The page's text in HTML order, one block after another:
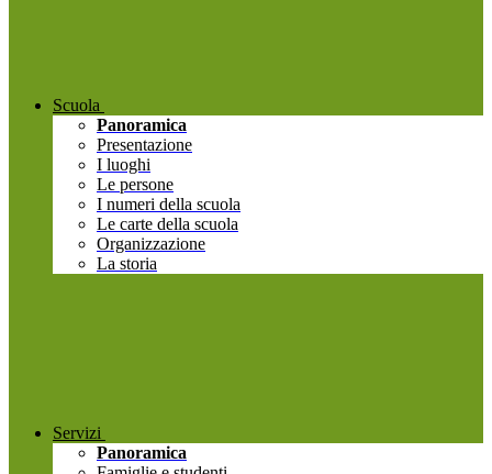
Scuola
Panoramica
Presentazione
I luoghi
Le persone
I numeri della scuola
Le carte della scuola
Organizzazione
La storia
Servizi
Panoramica